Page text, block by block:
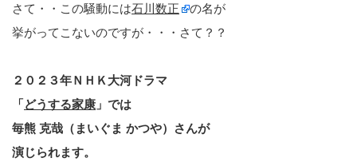
さて・・この騒動には石川数正
の名が
挙がってこないのですが・・・さて？？
２０２３年ＮＨＫ大河ドラマ
「どうする家康 」では
毎熊 克哉（まいぐま かつや）さんが
演じられます。